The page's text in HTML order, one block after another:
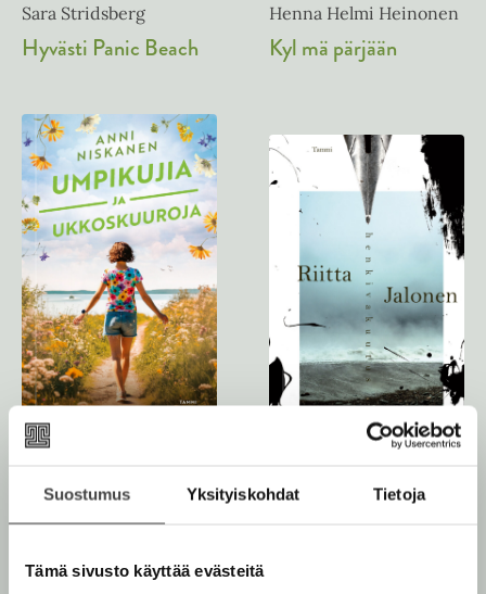
Suostumus Yksityiskohdat Tietoja
Tämä sivusto käyttää evästeitä
Sara Stridsberg
Hyvästi Panic Beach
Henna Helmi Heinonen
Kyl mä pärjään
Umpikujia ja
ukkoskuuroja
Henkivakuutus